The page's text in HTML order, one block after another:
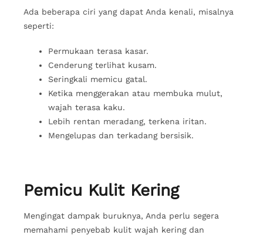
Ada beberapa ciri yang dapat Anda kenali, misalnya
seperti:
Permukaan terasa kasar.
Cenderung terlihat kusam.
Seringkali memicu gatal.
Ketika menggerakan atau membuka mulut,
wajah terasa kaku.
Lebih rentan meradang, terkena iritan.
Mengelupas dan terkadang bersisik.
Pemicu Kulit Kering
Mengingat dampak buruknya, Anda perlu segera
memahami penyebab kulit wajah kering dan